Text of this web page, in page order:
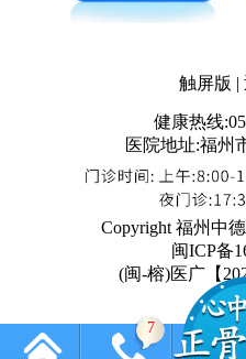
触屏版 |
健康热线
医院地址:福州
Copyright 福州中
闽ICP备
(闽-榕)医广【
7